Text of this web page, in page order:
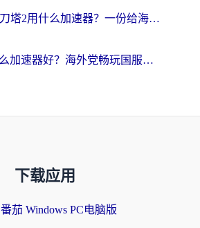
在南非玩刀塔2用什么加速器？一份给海外游子的终极生存指南
Dive用什么加速器好？海外党畅玩国服游戏的终极避坑指南
下载应用
番茄 Windows PC电脑版